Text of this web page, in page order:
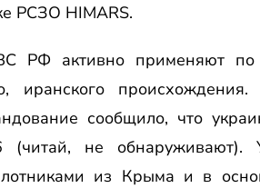
РСЗО HIMARS.
РФ активно применяют по
иранского
сообщило, что
не обнаруживают).
из Крыма и в